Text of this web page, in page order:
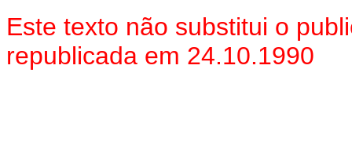
Este texto não substitui o
republicada em 24.10.1990